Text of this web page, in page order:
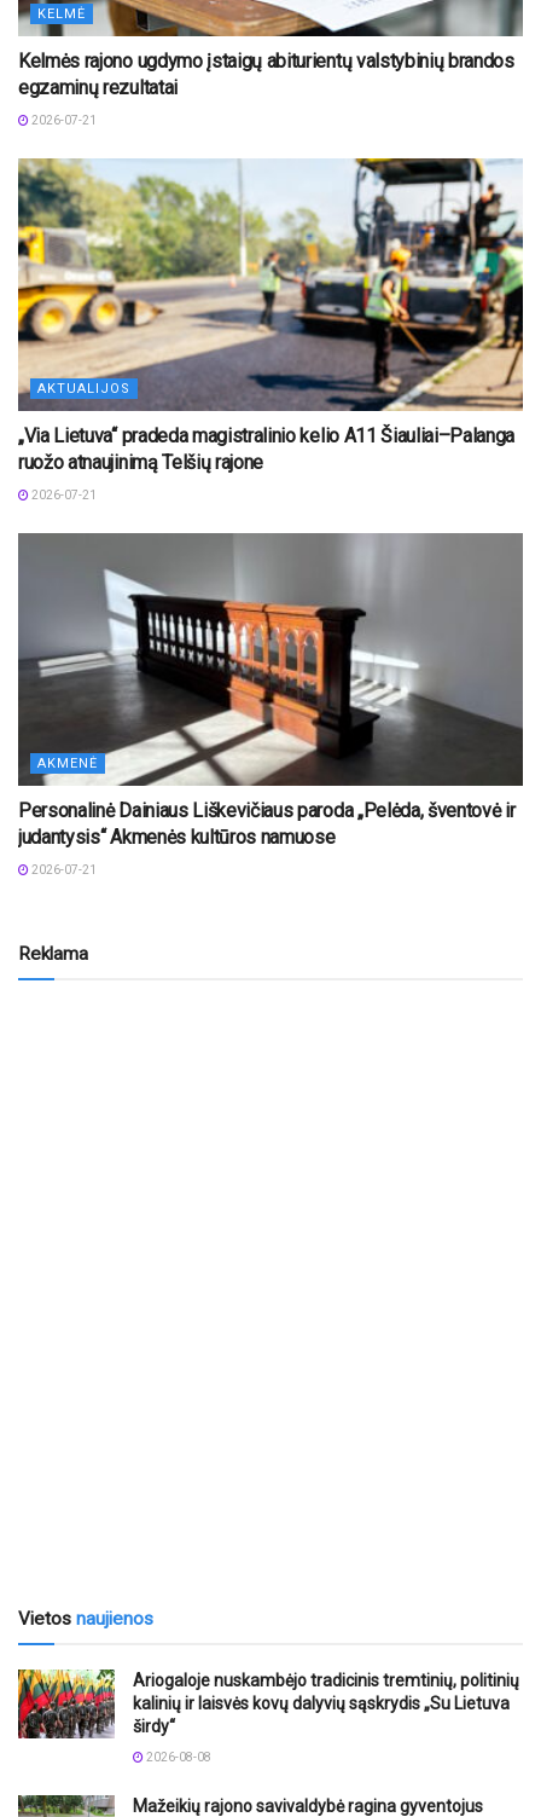
KELMĖ
Kelmės rajono ugdymo įstaigų abiturientų valstybinių brandos
egzaminų rezultatai
2026-07-21
AKTUALIJOS
„Via Lietuva“ pradeda magistralinio kelio A11 Šiauliai–Palanga
ruožo atnaujinimą Telšių rajone
2026-07-21
AKMENĖ
Personalinė Dainiaus Liškevičiaus paroda „Pelėda, šventovė ir
judantysis“ Akmenės kultūros namuose
2026-07-21
Reklama
Vietos naujienos
Ariogaloje nuskambėjo tradicinis tremtinių, politinių
kalinių ir laisvės kovų dalyvių sąskrydis „Su Lietuva
širdy“
2026-08-08
Mažeikių rajono savivaldybė ragina gyventojus